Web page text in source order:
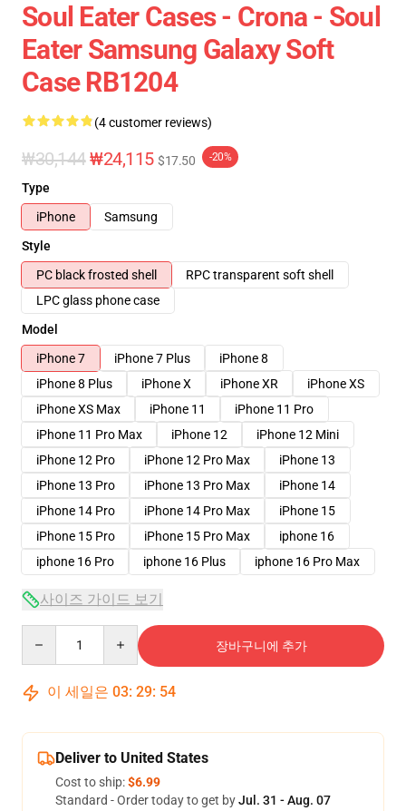
Soul Eater Cases - Crona - Soul
Eater Samsung Galaxy Soft
Case RB1204
(4 customer reviews)
₩30,144₩24,115 $17.50 -20%
Type
iPhone
Samsung
Style
PC black frosted shell
RPC transparent soft shell
LPC glass phone case
Model
iPhone 7
iPhone 7 Plus
iPhone 8
iPhone 8 Plus
iPhone X iPhone XR
iPhone XS
iPhone XS Max
iPhone 11
iPhone 11 Pro
iPhone 11 Pro Max
iPhone 12
iPhone 12 Mini
iPhone 12 Pro
iPhone 12 Pro Max
iPhone 13
iPhone 13 Pro
iPhone 13 Pro Max
iPhone 14
iPhone 14 Pro
iPhone 14 Pro Max
iPhone 15
iPhone 15 Pro
iPhone 15 Pro Max
iphone 16
iphone 16 Pro
iphone 16 Plus iphone 16 Pro Max
사이즈 가이드 보기
장바구니에 추가
이 세일은 03: 29: 54
Deliver to United States
Cost to ship:$6.99
Standard - Order today to get byJul. 31 - Aug. 07